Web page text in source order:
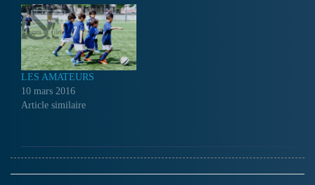
LES AMATEURS
10 mars 2016
Article similaire